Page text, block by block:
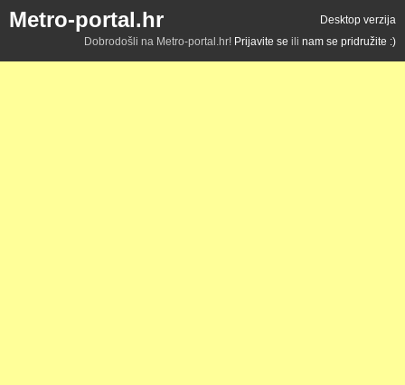
Metro-portal.hr
Desktop verzija
Dobrodošli na Metro-portal.hr! Prijavite se ili nam se pridružite :)